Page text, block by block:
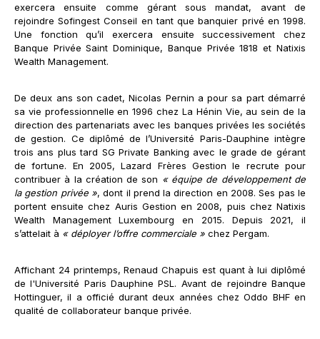
exercera ensuite comme gérant sous mandat, avant de
rejoindre Sofingest Conseil en tant que banquier privé en 1998.
Une fonction qu’il exercera ensuite successivement chez
Banque Privée Saint Dominique, Banque Privée 1818 et Natixis
Wealth Management.
De deux ans son cadet, Nicolas Pernin a pour sa part démarré
sa vie professionnelle en 1996 chez La Hénin Vie, au sein de la
direction des partenariats avec les banques privées les sociétés
de gestion. Ce diplômé de l’Université Paris-Dauphine intègre
trois ans plus tard SG Private Banking avec le grade de gérant
de fortune. En 2005, Lazard Frères Gestion le recrute pour
contribuer à la création de son « équipe de développement de
la gestion privée », dont il prend la direction en 2008. Ses pas le
portent ensuite chez Auris Gestion en 2008, puis chez Natixis
Wealth Management Luxembourg en 2015. Depuis 2021, il
s’attelait à « déployer l’offre commerciale » chez Pergam.
Affichant 24 printemps, Renaud Chapuis est quant à lui diplômé
de l'Université Paris Dauphine PSL. Avant de rejoindre Banque
Hottinguer, il a officié durant deux années chez Oddo BHF en
qualité de collaborateur banque privée.